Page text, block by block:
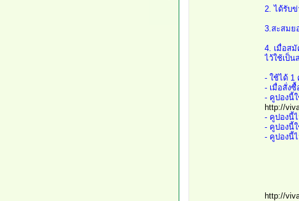
2. ได้รับ
3.สะสมย
4. เมื่อส
ไว้ใช้เป็
- ใช้ได้ 1
- เมื่อสั่ง
- คูปองนี้
http://
- คูปองนี้
- คูปองนี้
- คูปองนี้
http://